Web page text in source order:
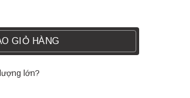
GIỎ HÀNG
lớn?